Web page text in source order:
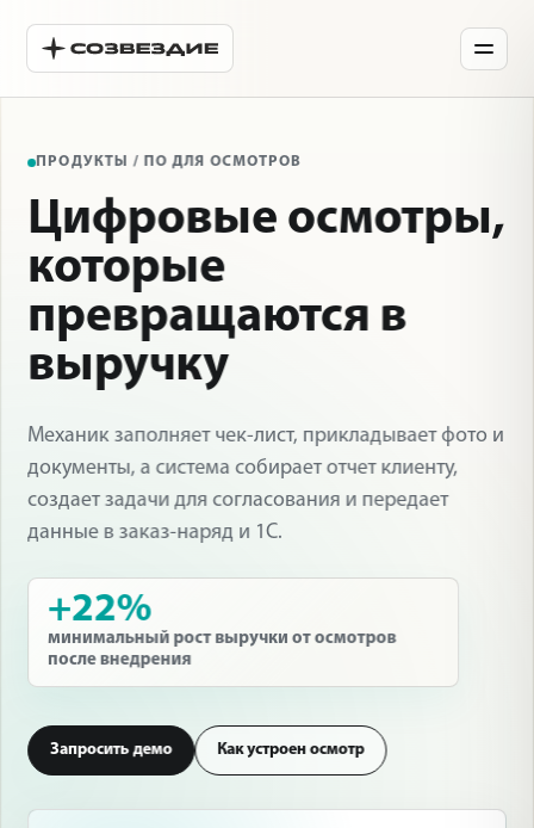
ПРОДУКТЫ / ПО ДЛЯ ОСМОТРОВ
Цифровые осмотры,
которые
превращаются в
выручку
Механик заполняет чек-лист, прикладывает фото и
документы, а система собирает отчет клиенту,
создает задачи для согласования и передает
данные в заказ-наряд и 1С.
+22%
минимальный рост выручки от осмотров
после внедрения
Запросить демо Как устроен осмотр